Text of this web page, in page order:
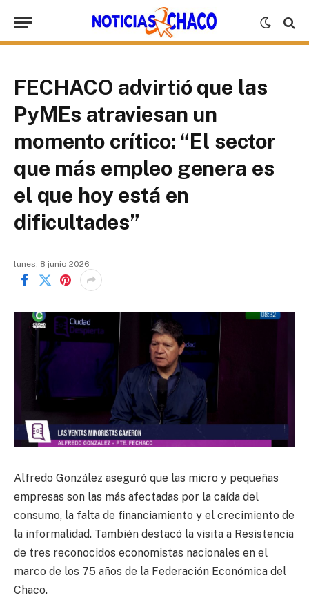
FECHACO advirtió que las
PyMEs atraviesan un
momento crítico: “El sector
que más empleo genera es
el que hoy está en
dificultades”
lunes, 8 junio 2026
Alfredo González aseguró que las micro y pequeñas
empresas son las más afectadas por la caída del
consumo, la falta de financiamiento y el crecimiento de
la informalidad. También destacó la visita a Resistencia
de tres reconocidos economistas nacionales en el
marco de los 75 años de la Federación Económica del
Chaco.